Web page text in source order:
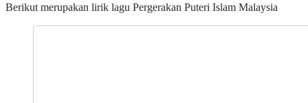
Berikut merupakan lirik lagu Pergerakan Puteri Islam Malaysia